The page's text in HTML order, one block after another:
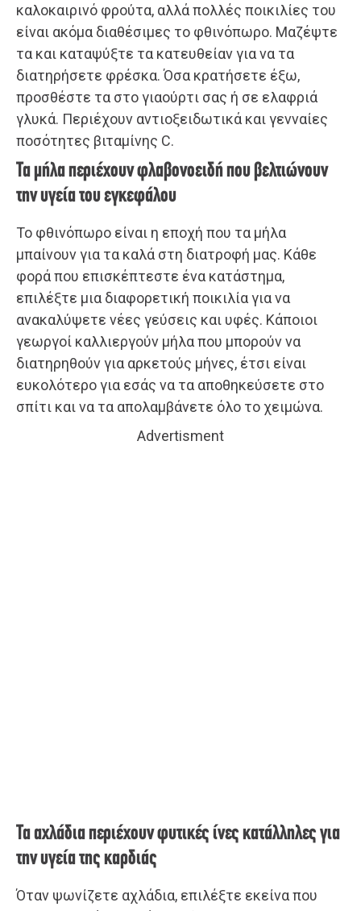
καλοκαιρινό φρούτα, αλλά πολλές ποικιλίες του
είναι ακόμα διαθέσιμες το φθινόπωρο. Μαζέψτε
τα και καταψύξτε τα κατευθείαν για να τα
διατηρήσετε φρέσκα. Όσα κρατήσετε έξω,
προσθέστε τα στο γιαούρτι σας ή σε ελαφριά
γλυκά. Περιέχουν αντιοξειδωτικά και γενναίες
ποσότητες βιταμίνης C.
Τα μήλα περιέχουν φλαβονοειδή που βελτιώνουν
την υγεία του εγκεφάλου
Το φθινόπωρο είναι η εποχή που τα μήλα
μπαίνουν για τα καλά στη διατροφή μας. Κάθε
φορά που επισκέπτεστε ένα κατάστημα,
επιλέξτε μια διαφορετική ποικιλία για να
ανακαλύψετε νέες γεύσεις και υφές. Κάποιοι
γεωργοί καλλιεργούν μήλα που μπορούν να
διατηρηθούν για αρκετούς μήνες, έτσι είναι
ευκολότερο για εσάς να τα αποθηκεύσετε στο
σπίτι και να τα απολαμβάνετε όλο το χειμώνα.
Advertisment
Τα αχλάδια περιέχουν φυτικές ίνες κατάλληλες για
την υγεία της καρδιάς
Όταν ψωνίζετε αχλάδια, επιλέξτε εκείνα που